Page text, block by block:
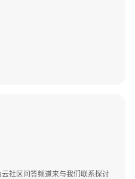
社区问答频道来与我们联系探讨